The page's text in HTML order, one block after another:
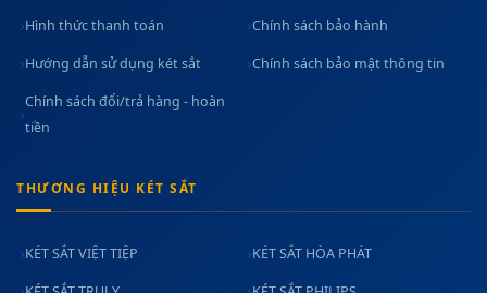
Hình thức thanh toán Chính sách bảo hành
Hướng dẫn sử dụng két sắt Chính sách bảo mật thông tin
Chính sách đổi/trả hàng - hoàn
tiền
THƯƠNG HIỆU KÉT SẮT
KÉT SẮT VIỆT TIỆP KÉT SẮT HÒA PHÁT